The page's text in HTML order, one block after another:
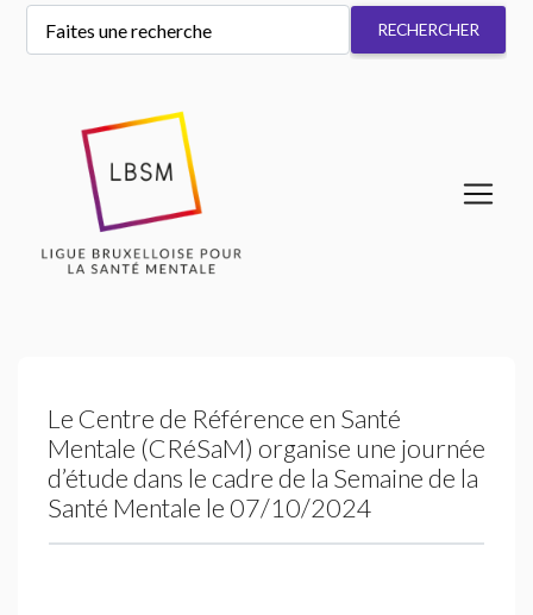
Le Centre de Référence en Santé
Mentale (CRéSaM) organise une journée
d’étude dans le cadre de la Semaine de la
Santé Mentale le 07/10/2024